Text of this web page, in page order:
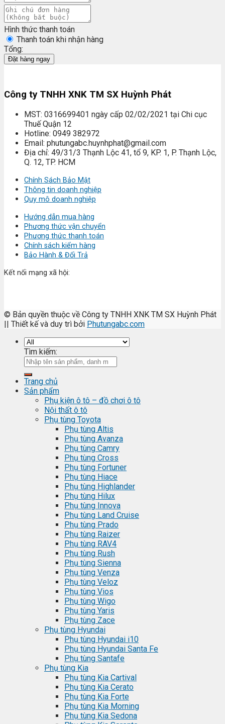
Hình thức thanh toán
Thanh toán khi nhận hàng
Tổng:
Đặt hàng ngay
Công ty TNHH XNK TM SX Huỳnh Phát
MST: 0316699401 ngày cấp 02/02/2021 tại Chi cục
Thuế Quận 12
Hotline: 0949 382972
Email: phutungabc.huynhphat@gmail.com
Địa chỉ: 49/31/3 Thạnh Lộc 41, tổ 9, KP. 1, P. Thạnh Lộc,
Q. 12, TP. HCM
Chính Sách Bảo Mật
Thông tin doanh nghiệp
Quy mô doanh nghiệp
Hướng dẫn mua hàng
Phương thức vận chuyển
Phương thức thanh toán
Chính sách kiểm hàng
Bảo Hành & Đổi Trả
Kết nối mạng xã hội:
© Bản quyền thuộc về Công ty TNHH XNK TM SX Huỳnh Phát
|| Thiết kế và duy trì bởi Phutungabc.com
Tìm kiếm:
Trang chủ
Sản phẩm
Phụ kiện ô tô – đồ chơi ô tô
Nội thất ô tô
Phụ tùng Toyota
Phụ tùng Altis
Phụ tùng Avanza
Phụ tùng Camry
Phụ tùng Cross
Phụ tùng Fortuner
Phụ tùng Hiace
Phụ tùng Highlander
Phụ tùng Hilux
Phụ tùng Innova
Phụ tùng Land Cruise
Phụ tùng Prado
Phụ tùng Raizer
Phụ tùng RAV4
Phụ tùng Rush
Phụ tùng Sienna
Phụ tùng Venza
Phụ tùng Veloz
Phụ tùng Vios
Phụ tùng Wigo
Phụ tùng Yaris
Phụ tùng Zace
Phụ tùng Hyundai
Phụ tùng Hyundai i10
Phụ tùng Hyundai Santa Fe
Phụ tùng Santafe
Phụ tùng Kia
Phụ tùng Kia Cartival
Phụ tùng Kia Cerato
Phụ tùng Kia Forte
Phụ tùng Kia Morning
Phụ tùng Kia Sedona